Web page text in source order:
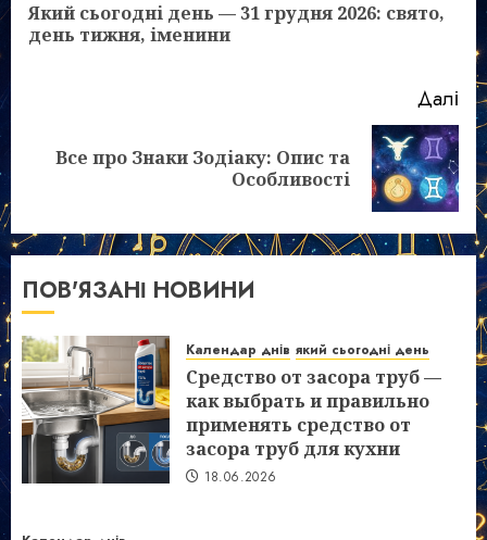
Який сьогодні день — 31 грудня 2026: свято,
день тижня, іменини
Далі
Наступний
Все про Знаки Зодіаку: Опис та
Особливості
ПОВ'ЯЗАНІ НОВИНИ
Календар днів який сьогодні день
Средство от засора труб —
как выбрать и правильно
применять средство от
засора труб для кухни
18.06.2026